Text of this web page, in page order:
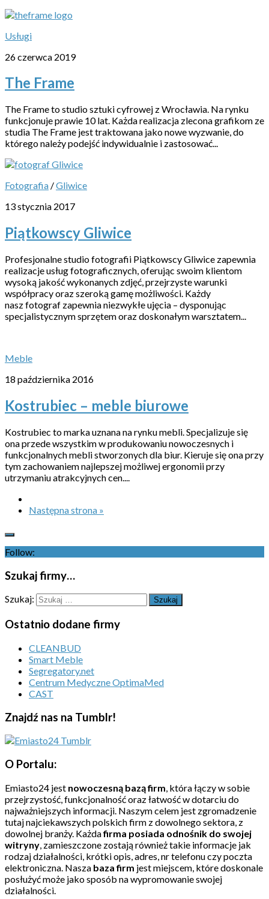
Usługi
26 czerwca 2019
The Frame
The Frame to studio sztuki cyfrowej z Wrocławia. Na rynku
funkcjonuje prawie 10 lat. Każda realizacja zlecona grafikom ze
studia The Frame jest traktowana jako nowe wyzwanie, do
którego należy podejść indywidualnie i zastosować...
Fotografia /Gliwice
13 stycznia 2017
Piątkowscy Gliwice
Profesjonalne studio fotografii Piątkowscy Gliwice zapewnia
realizacje usług fotograficznych, oferując swoim klientom
wysoką jakość wykonanych zdjęć, przejrzyste warunki
współpracy oraz szeroką gamę możliwości. Każdy
nasz fotograf zapewnia niezwykłe ujęcia – dysponując
specjalistycznym sprzętem oraz doskonałym warsztatem...
Meble
18 października 2016
Kostrubiec – meble biurowe
Kostrubiec to marka uznana na rynku mebli. Specjalizuje się
ona przede wszystkim w produkowaniu nowoczesnych i
funkcjonalnych mebli stworzonych dla biur. Kieruje się ona przy
tym zachowaniem najlepszej możliwej ergonomii przy
utrzymaniu atrakcyjnych cen....
Następna strona »
Follow:
Szukaj firmy…
Szukaj:
Ostatnio dodane firmy
CLEANBUD
Smart Meble
Segregatory.net
Centrum Medyczne OptimaMed
CAST
Znajdź nas na Tumblr!
O Portalu:
Emiasto24 jest nowoczesną bazą firm , która łączy w sobie
przejrzystość, funkcjonalność oraz łatwość w dotarciu do
najważniejszych informacji. Naszym celem jest zgromadzenie
tutaj najciekawszych polskich firm z dowolnego sektora, z
dowolnej branży. Każdafirma posiada odnośnik do swojej
witryny , zamieszczone zostają również takie informacje jak
rodzaj działalności, krótki opis, adres, nr telefonu czy poczta
elektroniczna. Nasza baza firm jest miejscem, które doskonale
posłużyć może jako sposób na wypromowanie swojej
działalności.